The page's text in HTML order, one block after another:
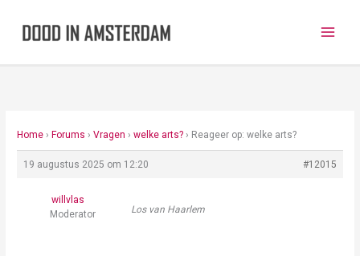
Home › Forums › Vragen › welke arts? › Reageer op: welke arts?
19 augustus 2025 om 12:20 #12015
willvlas
Moderator
Los van Haarlem